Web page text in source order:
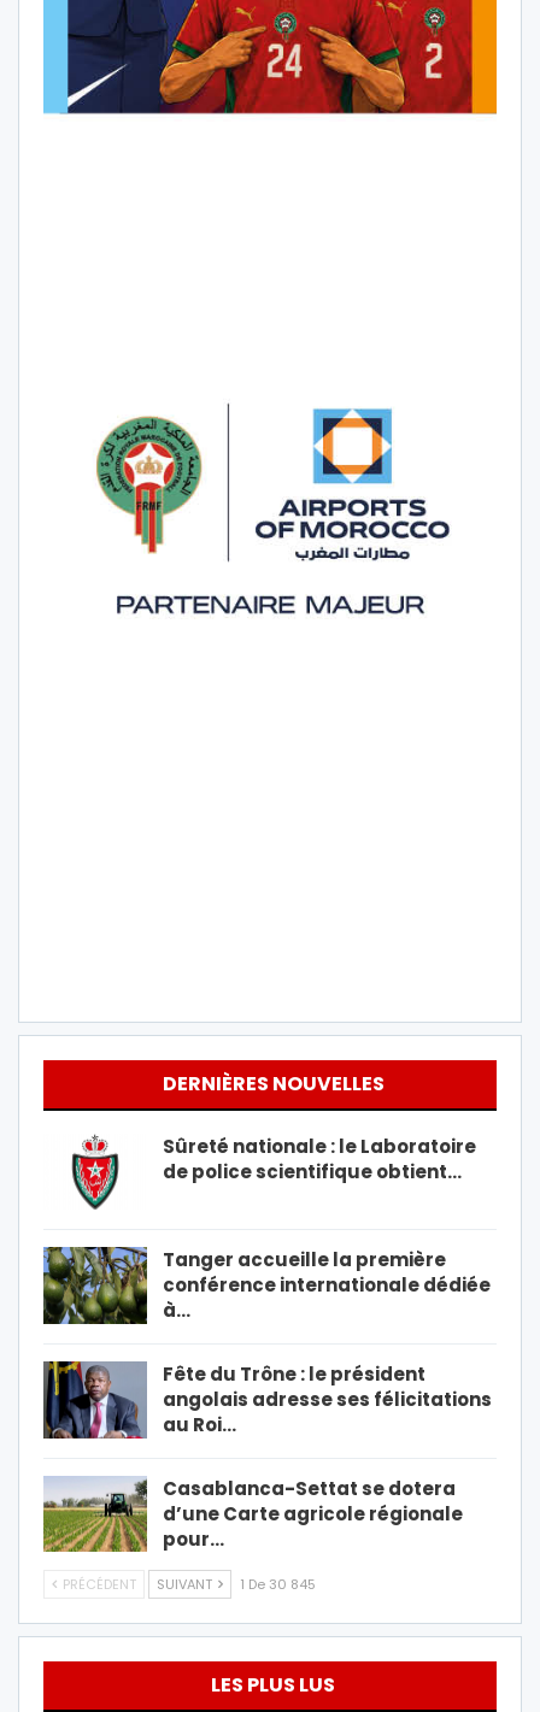
DERNIÈRES NOUVELLES
Sûreté nationale : le Laboratoire
de police scientifique obtient…
Tanger accueille la première
conférence internationale dédiée
à…
Fête du Trône : le président
angolais adresse ses félicitations
au Roi…
Casablanca-Settat se dotera
d’une Carte agricole régionale
pour…
PRÉCÉDENT SUIVANT 1 De 30 845
LES PLUS LUS